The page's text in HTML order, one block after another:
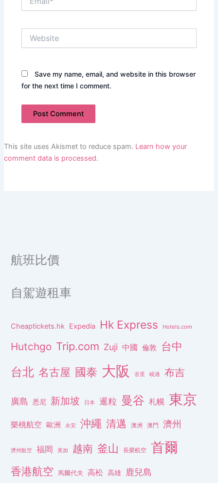
Save my name, email, and website in this browser
for the next time I comment.
This site uses Akismet to reduce spam. Learn how your
comment data is processed.
航班比價
自駕遊租車
Cheaptickets.hk Expedia Hk Express Hotels.com
Hutchgo Trip.com Zuji 中國 倫敦 台中
台北 名古屋 國泰 大阪 峇里 峴港 布吉
廣島 悉尼 新加坡 日本 暹粒 曼谷 札幌 東京
樂桃航空 歐洲 永安 沖繩 清邁 澳洲 澳門 濟州
濟州航空 福岡 美加 越南 釜山 長榮航空 首爾
香港航空 馬爾代夫 高松 高雄 鹿兒島